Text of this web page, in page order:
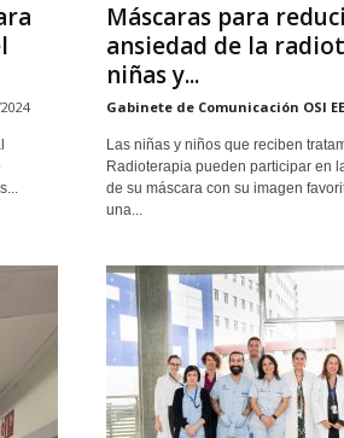
Máscaras para
ansiedad de la
niñas y...
Gabinete de Comunicación OSI
Las niñas y niños que reciben
Radioterapia pueden participar en
de su máscara con su imagen
una...